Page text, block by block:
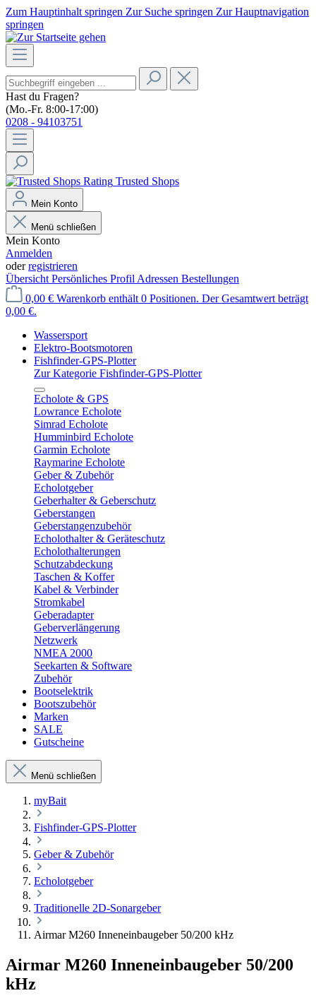
Zum Hauptinhalt springen Zur Suche springen Zur Hauptnavigation
springen
Hast du Fragen?
(Mo.-Fr. 8:00-17:00)
0208 - 94103751
Trusted Shops
Mein Konto
Menü schließen
Mein Konto
Anmelden
oderregistrieren
Übersicht Persönliches Profil Adressen Bestellungen
0,00 € Warenkorb enthält 0 Positionen. Der Gesamtwert beträgt
0,00 €.
Wassersport
Elektro-Bootsmotoren
Fishfinder-GPS-Plotter
Zur Kategorie Fishfinder-GPS-Plotter
Echolote & GPS
Lowrance Echolote
Simrad Echolote
Humminbird Echolote
Garmin Echolote
Raymarine Echolote
Geber & Zubehör
Echolotgeber
Geberhalter & Geberschutz
Geberstangen
Geberstangenzubehör
Echolothalter & Geräteschutz
Echolothalterungen
Schutzabdeckung
Taschen & Koffer
Kabel & Verbinder
Stromkabel
Geberadapter
Geberverlängerung
Netzwerk
NMEA 2000
Seekarten & Software
Zubehör
Bootselektrik
Bootszubehör
Marken
SALE
Gutscheine
Menü schließen
myBait
Fishfinder-GPS-Plotter
Geber & Zubehör
Echolotgeber
Traditionelle 2D-Sonargeber
Airmar M260 Inneneinbaugeber 50/200 kHz
Airmar M260 Inneneinbaugeber 50/200
kHz